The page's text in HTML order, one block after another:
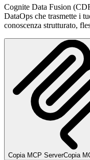
Cognite Data Fusion
DataOps che trasmette i
conoscenza strutturato,
Copia MCP ServerCopia